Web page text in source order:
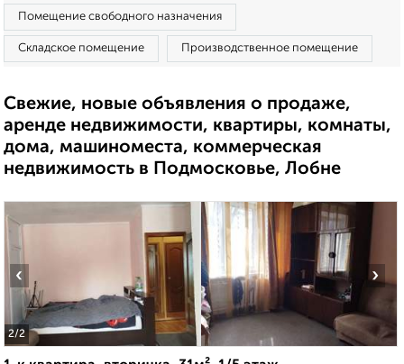
Помещение свободного назначения
Складское помещение Производственное помещение
Свежие, новые объявления о продаже,
аренде недвижимости, квартиры, комнаты,
дома, машиноместа, коммерческая
недвижимость в Подмосковье, Лобне
2/2
‹ ›